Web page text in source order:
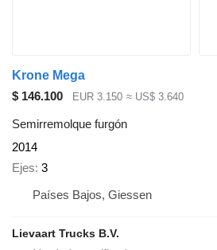
Krone Mega
$ 146.100
EUR 3.150 ≈ US$ 3.640
Semirremolque furgón
2014
Ejes 3
Países Bajos, Giessen
Lievaart Trucks B.V.